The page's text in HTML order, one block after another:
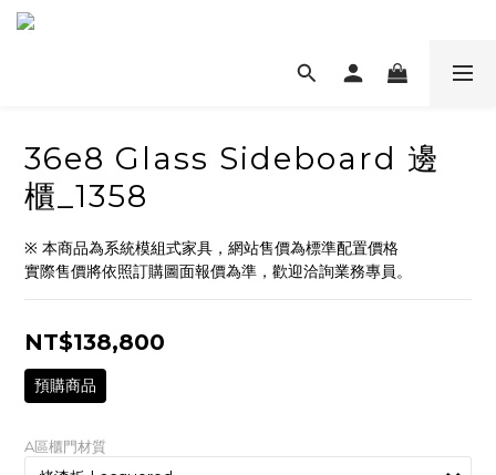
36e8 Glass Sideboard 邊
櫃_1358
※ 本商品為系統模組式家具，網站售價為標準配置價格
實際售價將依照訂購圖面報價為準，歡迎洽詢業務專員。
NT$138,800
預購商品
A區櫃門材質